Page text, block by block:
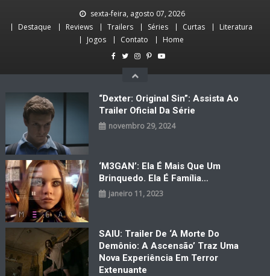
sexta-feira, agosto 07, 2026
Destaque
Reviews Trailers Séries Curtas
Literatura
Jogos
Contato Home
“Dexter: Original Sin”: Assista Ao
Trailer Oficial Da Série
novembro 29, 2024
‘M3GAN’: Ela É Mais Que Um
Brinquedo. Ela É Família…
janeiro 11, 2023
SAIU: Trailer De ‘A Morte Do
Demônio: A Ascensão’ Traz Uma
Nova Experiência Em Terror
Extenuante